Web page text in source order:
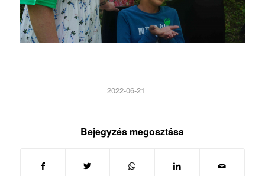
2022-06-21
/
Bejegyzés megosztása